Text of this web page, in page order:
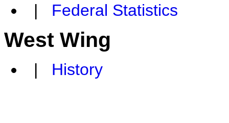
| Federal Statistics
West Wing
| History